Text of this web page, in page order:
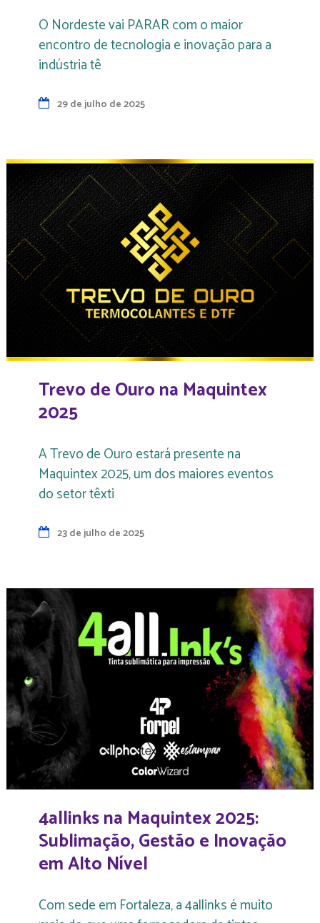
O Nordeste vai PARAR com o maior
encontro de tecnologia e inovação para a
indústria tê
29 de julho de 2025
Trevo de Ouro na Maquintex
2025
A Trevo de Ouro estará presente na
Maquintex 2025, um dos maiores eventos
do setor têxti
23 de julho de 2025
4allinks na Maquintex 2025:
Sublimação, Gestão e Inovação
em Alto Nível
Com sede em Fortaleza, a 4allinks é muito